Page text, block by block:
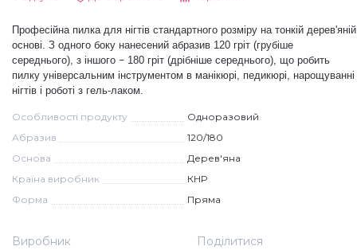
Дезінфекція та стерилізація
Декор для нігтів
Трикутники (каміфубукі)
Наклейки гнучкі лінії
Втирки
Професійна пилка для нігтів стандартного розміру на тонкій дерев'яній
основі. З одного боку нанесений абразив 120 гріт (грубіше
середнього), з іншого – 180 гріт (дрібніше середнього), що робить
пилку універсальним інструментом в манікюрі, педикюрі, нарощуванні
нігтів і роботі з гель-лаком.
Особливості продукту
Одноразовий
Абразив
120/180
Основа
Дерев'яна
Країна виробник
КНР
Форма
Пряма
Виробник
Поділитися